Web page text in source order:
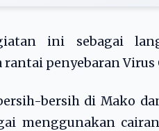
ini sebagai
penyebaran Virus
bersih di Mako
menggunakan